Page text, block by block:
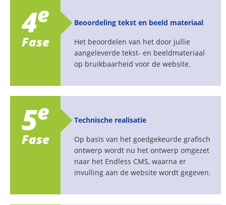
4e
Fase
Beoordeling tekst en beeld materiaal
Het beoordelen van het door jullie
aangeleverde tekst- en beeldmateriaal
op bruikbaarheid voor de website.
5e
Fase
Technische realisatie
Op basis van het goedgekeurde grafisch
ontwerp wordt nu het ontwerp omgezet
naar het Endless CMS, waarna er
invulling aan de website wordt gegeven.